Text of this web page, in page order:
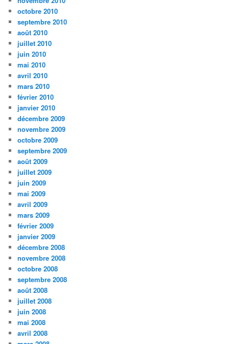
octobre 2010
septembre 2010
août 2010
juillet 2010
juin 2010
mai 2010
avril 2010
mars 2010
février 2010
janvier 2010
décembre 2009
novembre 2009
octobre 2009
septembre 2009
août 2009
juillet 2009
juin 2009
mai 2009
avril 2009
mars 2009
février 2009
janvier 2009
décembre 2008
novembre 2008
octobre 2008
septembre 2008
août 2008
juillet 2008
juin 2008
mai 2008
avril 2008